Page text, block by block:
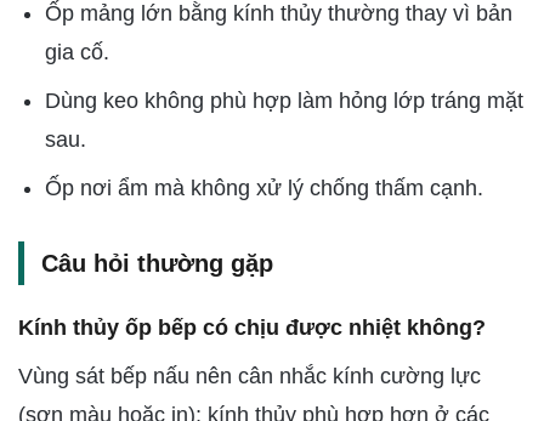
Ốp mảng lớn bằng kính thủy thường thay vì bản
gia cố.
Dùng keo không phù hợp làm hỏng lớp tráng mặt
sau.
Ốp nơi ẩm mà không xử lý chống thấm cạnh.
Câu hỏi thường gặp
Kính thủy ốp bếp có chịu được nhiệt không?
Vùng sát bếp nấu nên cân nhắc kính cường lực
(sơn màu hoặc in); kính thủy phù hợp hơn ở các